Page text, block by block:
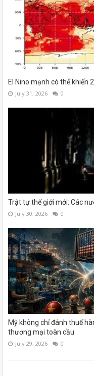
El Nino mạnh có thể
July 31, 2026 0
Trật tự thế giới mới: Các
July 30, 2026 0
Mỹ không chỉ đánh thuế
thương mại toàn cầu
July 29, 2026 0